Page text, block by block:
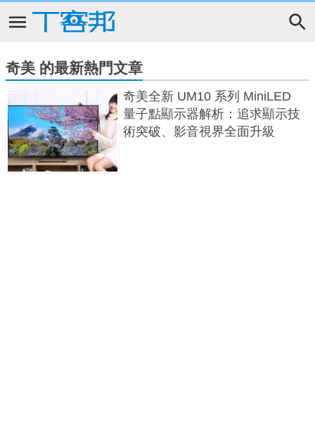
奇美 的最新熱門文章
奇美全新 UM10 系列 MiniLED
量子點顯示器解析：追求顯示技
術突破、影音視界全面升級